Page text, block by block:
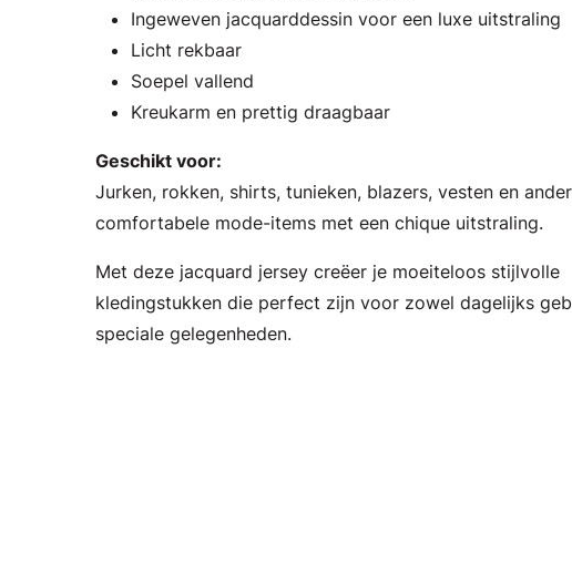
Ingeweven jacquarddessin voor een luxe uitstraling
Licht rekbaar
Soepel vallend
Kreukarm en prettig draagbaar
Geschikt voor:
Jurken, rokken, shirts, tunieken, blazers, vesten en
comfortabele mode-items met een chique uitstraling.
Met deze jacquard jersey creëer je moeiteloos stijlvolle
kledingstukken die perfect zijn voor zowel dagelijks
speciale gelegenheden.